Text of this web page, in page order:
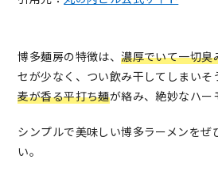
博多麺房の特徴は、濃厚でいて一切臭
セが少なく、つい飲み干してしまいそ
麦が香る平打ち麺が絡み、絶妙なハー
シンプルで美味しい博多ラーメンをぜ
い。